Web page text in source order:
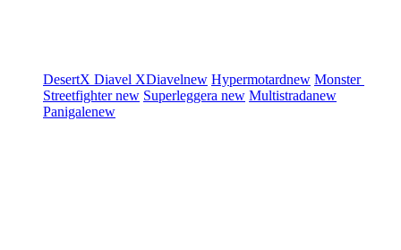
DesertX Diavel XDiavelnew Hypermotardnew Monster
Streetfighternew Superleggera new Multistradanew
Panigalenew